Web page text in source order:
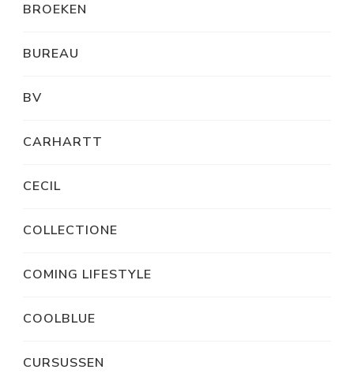
BROEKEN
BUREAU
BV
CARHARTT
CECIL
COLLECTIONE
COMING LIFESTYLE
COOLBLUE
CURSUSSEN